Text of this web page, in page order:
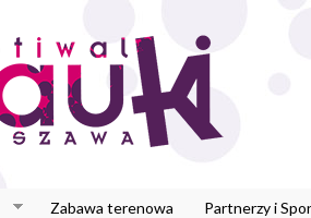
Zabawa terenowa Partnerzy i